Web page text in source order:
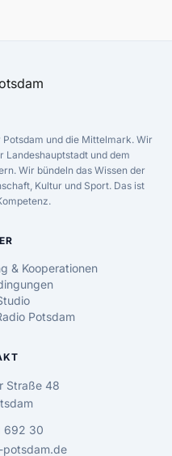
und die Mittelmark. Wir
Landeshauptstadt und dem
Wir bündeln das Wissen der
Kultur und Sport. Das ist
& Kooperationen
Potsdam
Straße 48
692 30
potsdam.de